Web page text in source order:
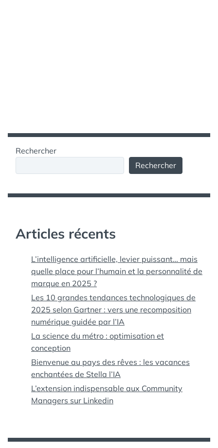
Rechercher
Rechercher
Articles récents
L’intelligence artificielle, levier puissant… mais
quelle place pour l’humain et la personnalité de
marque en 2025 ?
Les 10 grandes tendances technologiques de
2025 selon Gartner : vers une recomposition
numérique guidée par l’IA
La science du métro : optimisation et
conception
Bienvenue au pays des rêves : les vacances
enchantées de Stella l’IA
L’extension indispensable aux Community
Managers sur Linkedin